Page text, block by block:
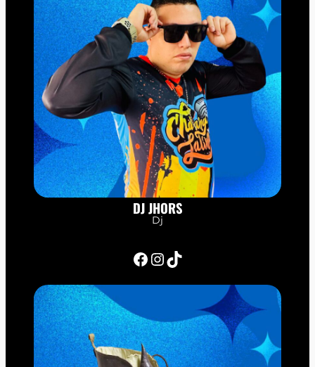
DJ JHORS
Dj
Facebook InstagramTikTok